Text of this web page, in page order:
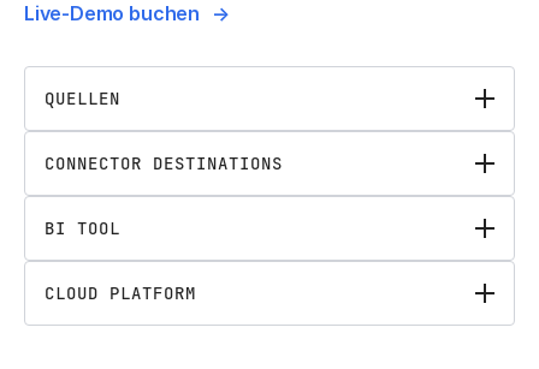
Live-Demo buchen
QUELLEN
CONNECTOR DESTINATIONS
BI TOOL
CLOUD PLATFORM